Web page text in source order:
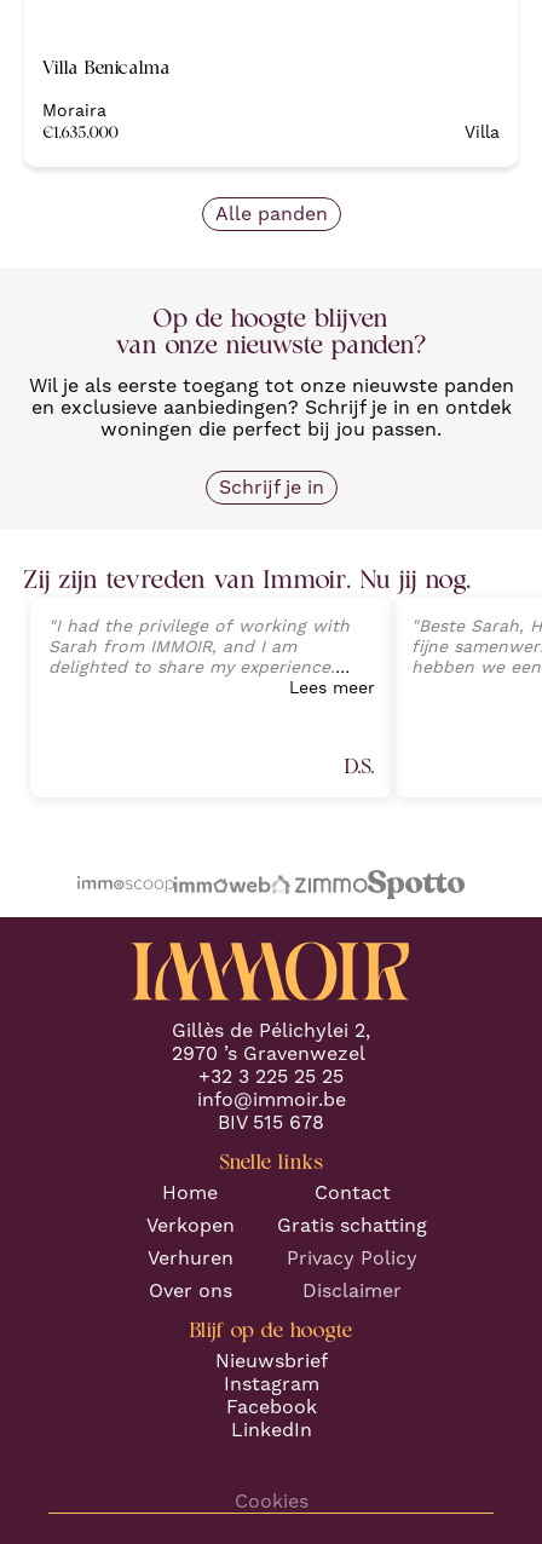
Villa Benicalma
Moraira
€1.635.000 Villa
Alle panden
Op de hoogte blijven
van onze nieuwste panden?
Wil je als eerste toegang tot onze nieuwste panden
en exclusieve aanbiedingen? Schrijf je in en ontdek
woningen die perfect bij jou passen.
Schrijf je in
Zij zijn tevreden van Immoir. Nu jij nog.
"I had the privilege of working with
Sarah from IMMOIR, and I am
delighted to share my experience.
Sarah exhibited an exceptional level
Lees meer
D.S.
"Beste Sarah,
fijne
hebben we
Gillès de Pélichylei 2,
2970 ’s Gravenwezel
+32 3 225 25 25
info@immoir.be
BIV 515 678
Snelle links
Home
Contact
Verkopen
Gratis schatting
Verhuren
Privacy Policy
Over ons
Disclaimer
Blijf op de hoogte
Nieuwsbrief
Instagram
Facebook
LinkedIn
Cookies